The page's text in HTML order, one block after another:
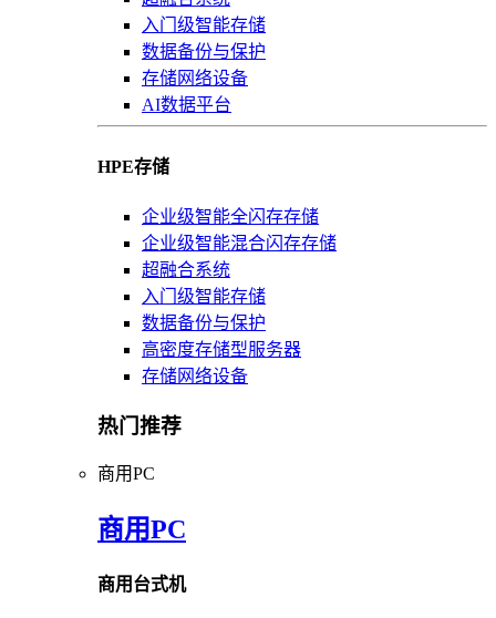
入门级智能存储
数据备份与保护
存储网络设备
AI数据平台
HPE存储
企业级智能全闪存存储
企业级智能混合闪存存储
超融合系统
入门级智能存储
数据备份与保护
高密度存储型服务器
存储网络设备
热门推荐
商用PC
商用PC
商用台式机